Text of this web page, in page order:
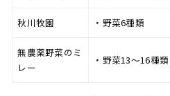
秋川牧園 ・野菜6種類
無農薬野菜のミ
レー
・野菜13〜16種類